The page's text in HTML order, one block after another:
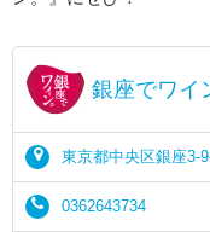
銀座でワイ
東京都中央区銀座3-
0362643734